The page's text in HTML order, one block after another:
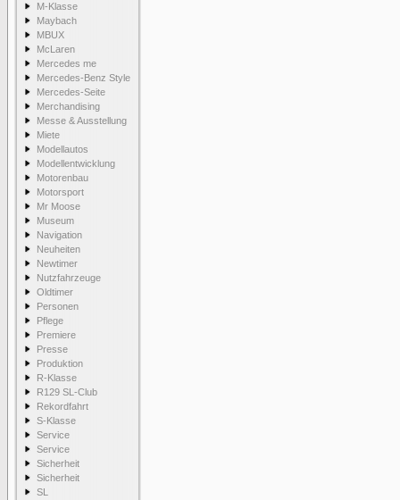
M-Klasse
Maybach
MBUX
McLaren
Mercedes me
Mercedes-Benz Style
Mercedes-Seite
Merchandising
Messe & Ausstellung
Miete
Modellautos
Modellentwicklung
Motorenbau
Motorsport
Mr Moose
Museum
Navigation
Neuheiten
Newtimer
Nutzfahrzeuge
Oldtimer
Personen
Pflege
Premiere
Presse
Produktion
R-Klasse
R129 SL-Club
Rekordfahrt
S-Klasse
Service
Service
Sicherheit
Sicherheit
SL